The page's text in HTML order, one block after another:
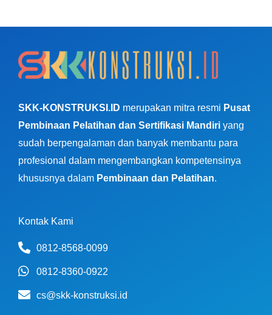
SKK-KONSTRUKSI.ID merupakan mitra resmi Pusat
Pembinaan Pelatihan dan Sertifikasi Mandiri yang
sudah berpengalaman dan banyak membantu para
profesional dalam mengembangkan kompetensinya
khususnya dalam Pembinaan dan Pelatihan.
Kontak Kami
0812-8568-0099
0812-8360-0922
cs@skk-konstruksi.id